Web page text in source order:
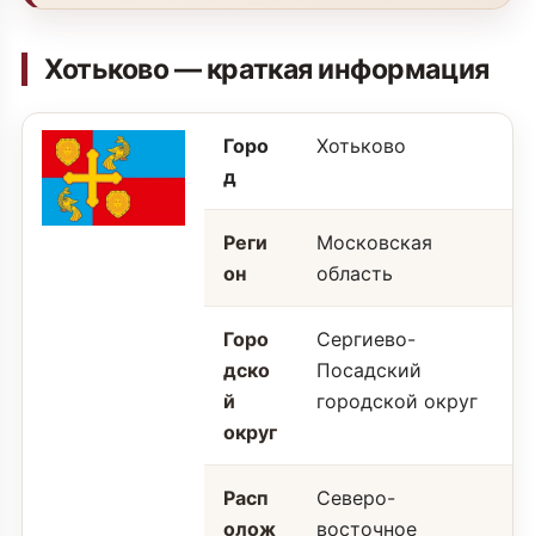
Хотьково — краткая информация
Горо
д
Хотьково
Реги
он
Московская
область
Горо
дско
й
округ
Сергиево-
Посадский
городской округ
Расп
олож
Северо-
восточное